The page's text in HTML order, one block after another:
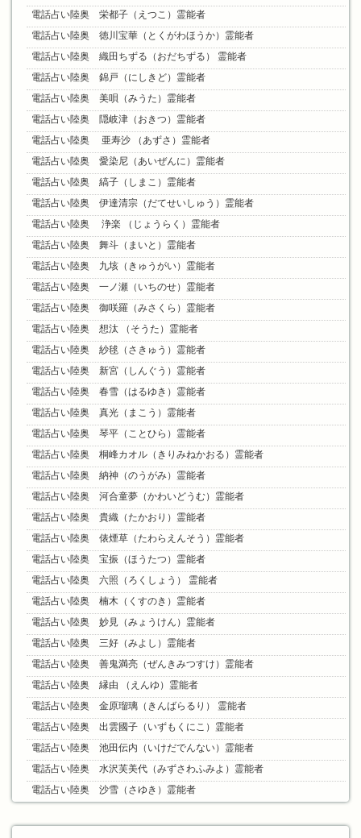
電話占い陸奥 栄都子（えつこ）霊能者
電話占い陸奥 徳川宝華（とくがわほうか）霊能者
電話占い陸奥 織田ちずる（おだちずる） 霊能者
電話占い陸奥 錦戸（にしきど）霊能者
電話占い陸奥 美唄（みうた）霊能者
電話占い陸奥 隠岐津（おきつ）霊能者
電話占い陸奥 亜寿沙 （あずさ）霊能者
電話占い陸奥 愛染尼（あいぜんに）霊能者
電話占い陸奥 縞子（しまこ）霊能者
電話占い陸奥 伊達清宗（だてせいしゅう）霊能者
電話占い陸奥 浄楽 （じょうらく）霊能者
電話占い陸奥 舞斗（まいと）霊能者
電話占い陸奥 九垓（きゅうがい）霊能者
電話占い陸奥 一ノ瀬（いちのせ）霊能者
電話占い陸奥 御咲羅（みさくら）霊能者
電話占い陸奥 想汰 （そうた）霊能者
電話占い陸奥 紗毬（さきゅう）霊能者
電話占い陸奥 新宮（しんぐう）霊能者
電話占い陸奥 春雪（はるゆき）霊能者
電話占い陸奥 真光（まこう）霊能者
電話占い陸奥 琴平（ことひら）霊能者
電話占い陸奥 桐峰カオル（きりみねかおる）霊能者
電話占い陸奥 納神（のうがみ）霊能者
電話占い陸奥 河合童夢（かわいどうむ）霊能者
電話占い陸奥 貴織（たかおり）霊能者
電話占い陸奥 俵煙草（たわらえんそう）霊能者
電話占い陸奥 宝振（ほうたつ）霊能者
電話占い陸奥 六照（ろくしょう） 霊能者
電話占い陸奥 楠木（くすのき）霊能者
電話占い陸奥 妙見（みょうけん）霊能者
電話占い陸奥 三好（みよし）霊能者
電話占い陸奥 善鬼満亮（ぜんきみつすけ）霊能者
電話占い陸奥 縁由 （えんゆ）霊能者
電話占い陸奥 金原瑠璃（きんばらるり） 霊能者
電話占い陸奥 出雲國子（いずもくにこ）霊能者
電話占い陸奥 池田伝内（いけだでんない）霊能者
電話占い陸奥 水沢芙美代（みずさわふみよ）霊能者
電話占い陸奥 沙雪（さゆき）霊能者